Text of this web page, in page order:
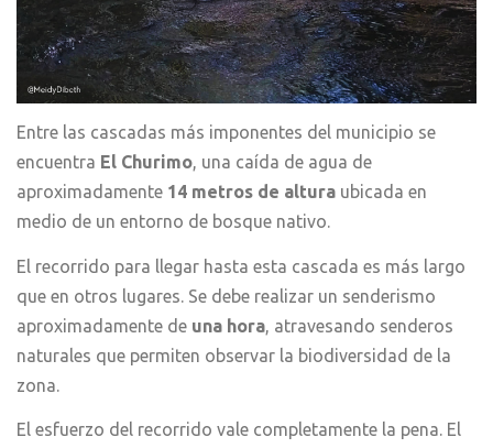
Entre las cascadas más imponentes del municipio se
encuentra El Churimo, una caída de agua de
aproximadamente 14 metros de altura ubicada en
medio de un entorno de bosque nativo.
El recorrido para llegar hasta esta cascada es más largo
que en otros lugares. Se debe realizar un senderismo
aproximadamente de una hora , atravesando senderos
naturales que permiten observar la biodiversidad de la
zona.
El esfuerzo del recorrido vale completamente la pena. El